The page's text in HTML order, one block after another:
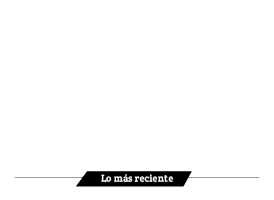
Lo más reciente